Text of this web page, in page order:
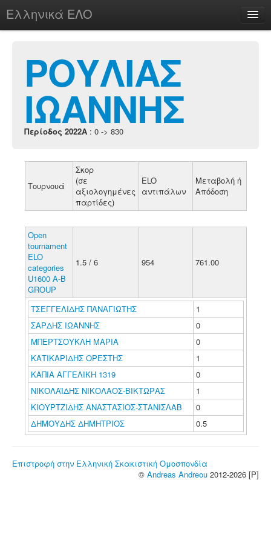
Ελληνικά ΕΛΟ
chesstu.be @ discord
Login
ΡΟΥΛΙΑΣ
ΙΩΑΝΝΗΣ
Περίοδος 2022A : 0 -> 830
Τουρνουά
Σκορ
(σε
αξιολογημένες
παρτίδες)
ELO
αντιπάλων
Μεταβολή ή
Απόδοση
Open
tournament
ELO
categories
U1600 A-B
GROUP
1.5 / 6 954 761.00
ΤΣΕΓΓΕΛΙΔΗΣ ΠΑΝΑΓΙΩΤΗΣ
1
ΣΑΡΔΗΣ ΙΩΑΝΝΗΣ
0
ΜΠΕΡΤΣΟΥΚΛΗ ΜΑΡΙΑ
0
ΚΑΤΙΚΑΡΙΔΗΣ ΟΡΕΣΤΗΣ
1
ΚΑΠΙΑ ΑΓΓΕΛΙΚΗ 1319
0
ΝΙΚΟΛΑΪΔΗΣ ΝΙΚΟΛΑΟΣ-ΒΙΚΤΩΡΑΣ
1
ΚΙΟΥΡΤΖΙΔΗΣ ΑΝΑΣΤΑΣΙΟΣ-ΣΤΑΝΙΣΛΑΒ
0
ΔΗΜΟΥΔΗΣ ΔΗΜΗΤΡΙΟΣ
0.5
Επιστροφή στην Ελληνική Σκακιστική Ομοσπονδία
© Andreas Andreou 2012-2026 [P]